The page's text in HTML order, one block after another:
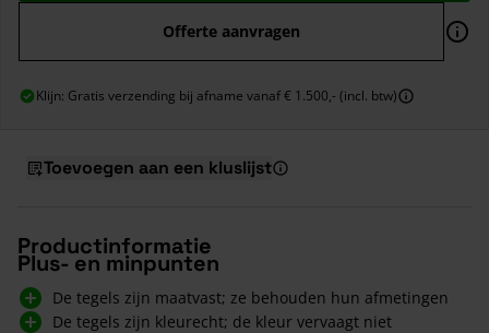
Offerte aanvragen
Klijn: Gratis verzending bij afname vanaf € 1.500,- (incl. btw)
Toevoegen aan een kluslijst
Productinformatie
Plus- en minpunten
De tegels zijn maatvast; ze behouden hun afmetingen
De tegels zijn kleurecht; de kleur vervaagt niet